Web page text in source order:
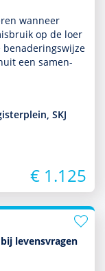
wanneer
op de loer
benade­ringswijze
een samen­
SKJ
€ 1.125
levensvragen